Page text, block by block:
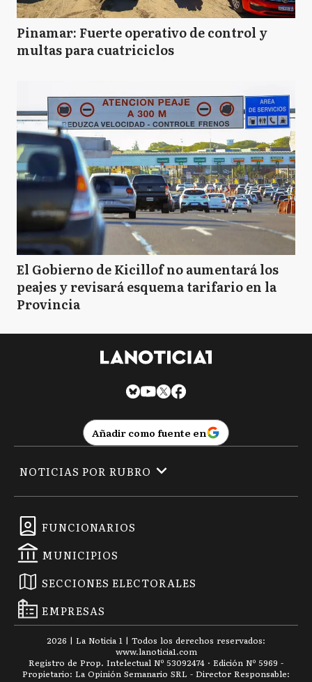
Pinamar: Fuerte operativo de control y
multas para cuatriciclos
El Gobierno de Kicillof no aumentará los
peajes y revisará esquema tarifario en la
Provincia
Añadir como fuente en
FUNCIONARIOS
MUNICIPIOS
SECCIONES ELECTORALES
EMPRESAS
NOTICIAS POR RUBRO
2026 | La Noticia 1 | Todos los derechos reservados:
www.lanoticia1.com
Registro de Prop. Intelectual Nº 53092474 · Edición Nº 5969 -
Propietario: La Opinión Semanario SRL - Director Responsable: